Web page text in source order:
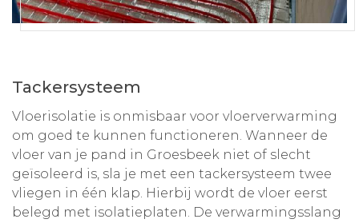
Tackersysteem
Vloerisolatie is onmisbaar voor vloerverwarming
om goed te kunnen functioneren. Wanneer de
vloer van je pand in Groesbeek niet of slecht
geïsoleerd is, sla je met een tackersysteem twee
vliegen in één klap. Hierbij wordt de vloer eerst
belegd met isolatieplaten. De verwarmingsslang